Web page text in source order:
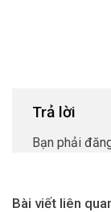
Trả lời
Bạn phải
Bài viết liên